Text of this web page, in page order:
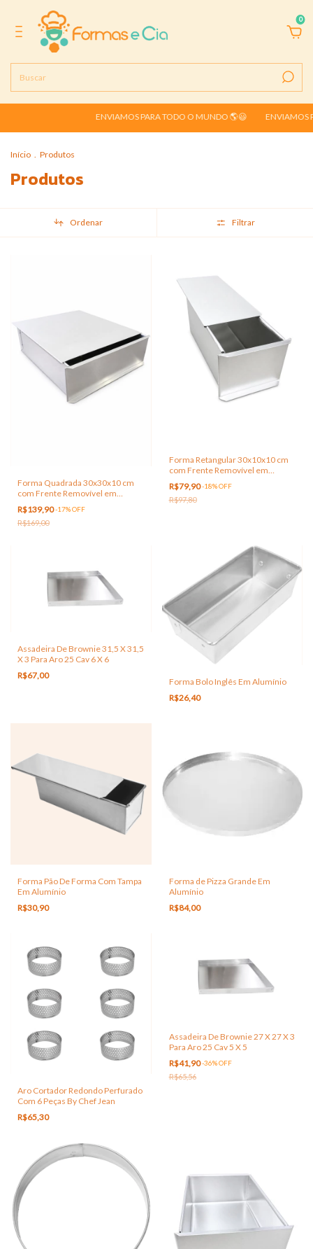
0
ENVIAMOS PARA TODO O MUNDO 🌎😃 ENVIAMOS PARA
Início . Produtos
Produtos
Ordenar Filtrar
Forma Quadrada 30x30x10 cm
com Frente Removível em
Alumínio
R$139,90-17%OFF
R$169,00
Forma Retangular 30x10x10 cm
com Frente Removível em
Alumínio
R$79,90-18%OFF
R$97,80
Assadeira De Brownie 31,5 X 31,5
X 3 Para Aro 25 Cav 6 X 6
R$67,00
Forma Bolo Inglês Em Alumínio
R$26,40
Forma Pão De Forma Com Tampa
Em Alumínio
R$30,90
Forma de Pizza Grande Em
Alumínio
R$84,00
Aro Cortador Redondo Perfurado
Com 6 Peças By Chef Jean
R$65,30
Assadeira De Brownie 27 X 27 X 3
Para Aro 25 Cav 5 X 5
R$41,90-36%OFF
R$65,56